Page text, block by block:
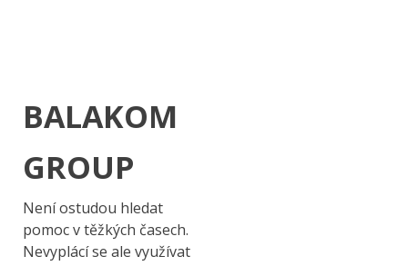
BALAKOM
GROUP
Není ostudou hledat
pomoc v těžkých časech.
Nevyplácí se ale využívat